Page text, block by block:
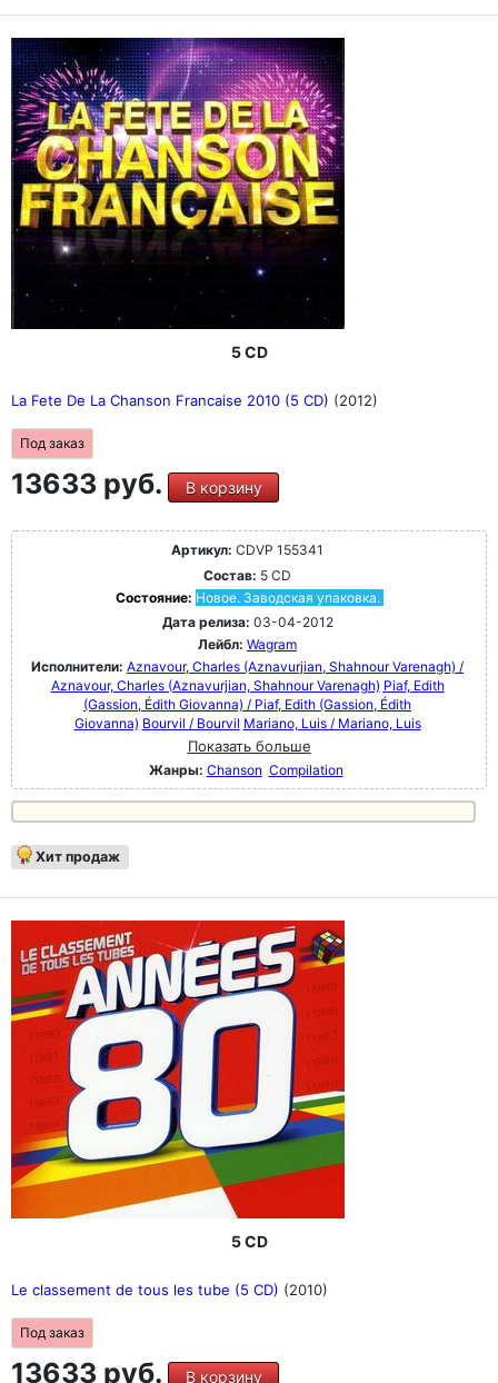
5 CD
La Fete De La Chanson Francaise 2010 (5 CD) (2012)
Под заказ
13633 руб. В корзину
Артикул: CDVP 155341
Состав: 5 CD
Состояние: Новое. Заводская упаковка.
Дата релиза: 03-04-2012
Лейбл: Wagram
Исполнители: Aznavour, Charles (Aznavurjian, Shahnour Varenagh) /
Aznavour, Charles (Aznavurjian, Shahnour Varenagh) Piaf, Edith
(Gassion, Édith Giovanna) / Piaf, Edith (Gassion, Édith
Giovanna) Bourvil / Bourvil Mariano, Luis / Mariano, Luis
Показать больше
Жанры: Chanson Compilation
Хит продаж
5 CD
Le classement de tous les tube (5 CD) (2010)
Под заказ
13633 руб. В корзину